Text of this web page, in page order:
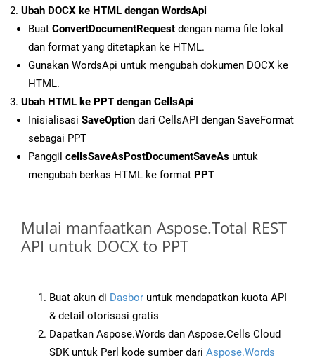
Ubah DOCX ke HTML dengan WordsApi
Buat ConvertDocumentRequest dengan nama file lokal
dan format yang ditetapkan ke HTML.
Gunakan WordsApi untuk mengubah dokumen DOCX ke
HTML.
Ubah HTML ke PPT dengan CellsApi
Inisialisasi SaveOption dari CellsAPI dengan SaveFormat
sebagai PPT
Panggil cellsSaveAsPostDocumentSaveAs untuk
mengubah berkas HTML ke format PPT
Mulai manfaatkan Aspose.Total REST
API untuk DOCX to PPT
Buat akun di Dasbor untuk mendapatkan kuota API
& detail otorisasi gratis
Dapatkan Aspose.Words dan Aspose.Cells Cloud
SDK untuk Perl kode sumber dari Aspose.Words